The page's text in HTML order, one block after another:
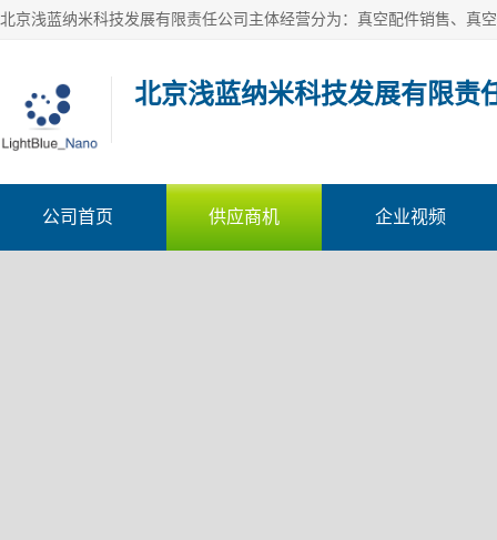
北京浅蓝纳米科技发展有限责
公司首页 供应商机 企业视频